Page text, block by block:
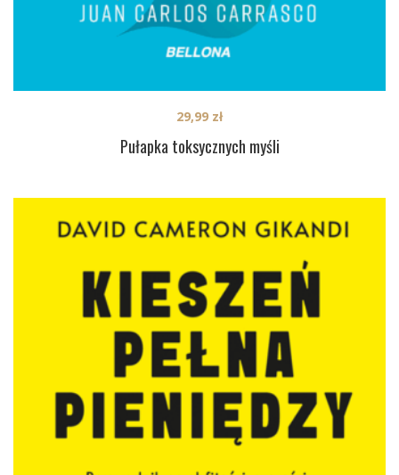
Pułapka toksycznych myśli
29,99 zł